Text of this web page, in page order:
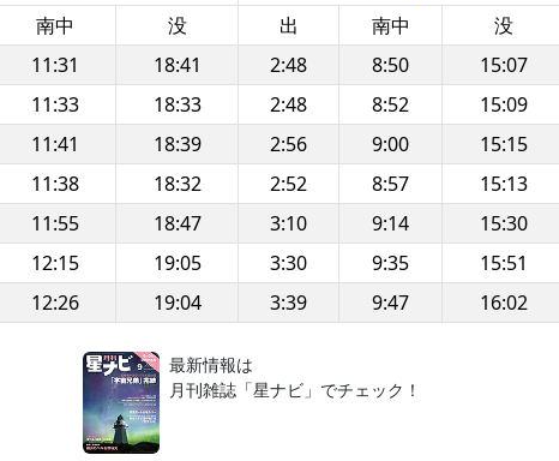
南中 没 出 南中
没
11:31 18:41 2:48 8:50
15:07
11:33 18:33 2:48 8:52
15:09
11:41 18:39 2:56 9:00
15:15
11:38 18:32 2:52 8:57
15:13
11:55 18:47 3:10 9:14
15:30
12:15 19:05 3:30 9:35
15:51
12:26 19:04 3:39 9:47 16:02
最新情報は
月刊雑誌「星ナビ」でチェック！